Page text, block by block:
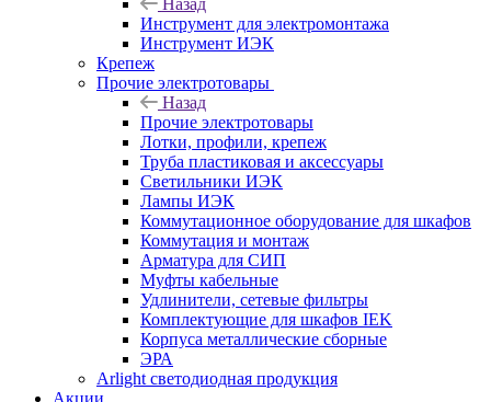
Инструмент для электромонтажа
Инструмент ИЭК
Крепеж
Прочие электротовары
Назад
Прочие электротовары
Лотки, профили, крепеж
Труба пластиковая и аксессуары
Светильники ИЭК
Лампы ИЭК
Коммутационное оборудование для шкафов
Коммутация и монтаж
Арматура для СИП
Муфты кабельные
Удлинители, сетевые фильтры
Комплектующие для шкафов IEK
Корпуса металлические сборные
ЭРА
Arlight светодиодная продукция
Акции